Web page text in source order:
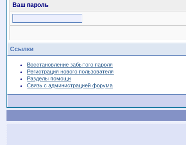
Ваш пароль
Ссылки
Восстановление забытого пароля
Регистрация нового пользователя
Разделы помощи
Связь с администрацией форума